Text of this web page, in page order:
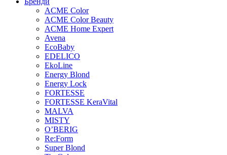
ACME Color
ACME Color Beauty
ACME Home Expert
Avena
EcoBaby
EDELICO
EkoLine
Energy Blond
Energy Lock
FORTESSE
FORTESSE KeraVital
MALVA
MISTY
O’BERIG
Re:Form
Super Blond